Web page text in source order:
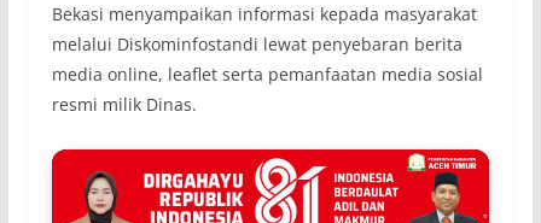
Bekasi menyampaikan informasi kepada masyarakat
melalui Diskominfostandi lewat penyebaran berita
media online, leaflet serta pemanfaatan media sosial
resmi milik Dinas.